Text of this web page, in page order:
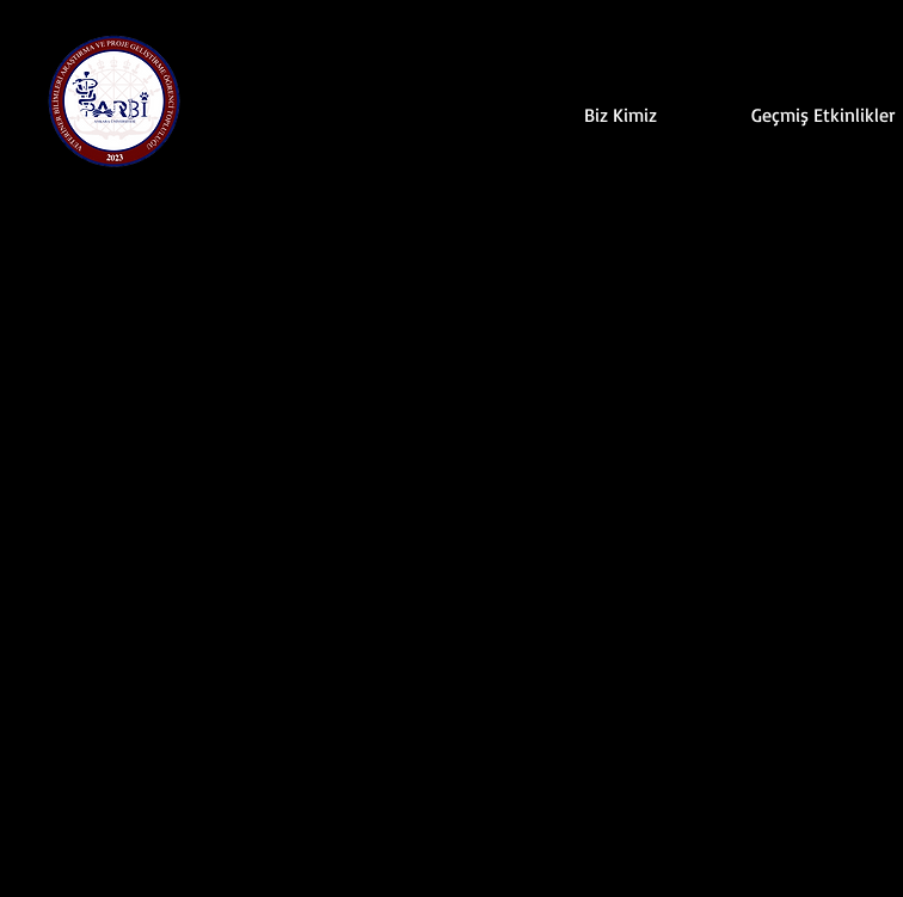
Biz Kimiz Geçmiş Etkinlikler